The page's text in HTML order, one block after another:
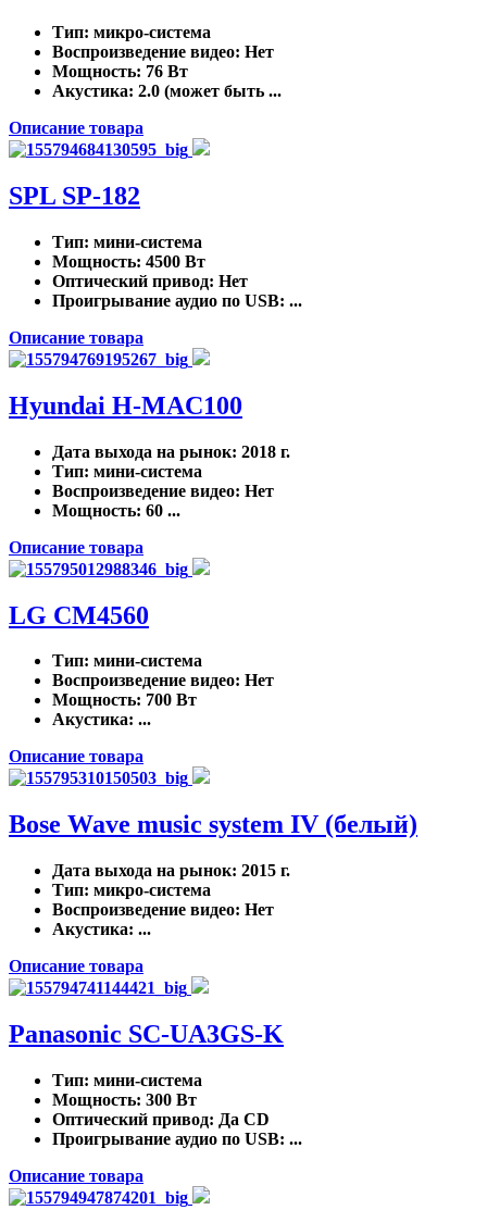
Тип: микро-система
Воспроизведение видео: Нет
Мощность: 76 Вт
Акустика: 2.0 (может быть ...
Описание товара
SPL SP-182
Тип: мини-система
Мощность: 4500 Вт
Оптический привод: Нет
Проигрывание аудио по USB: ...
Описание товара
Hyundai H-MAC100
Дата выхода на рынок: 2018 г.
Тип: мини-система
Воспроизведение видео: Нет
Мощность: 60 ...
Описание товара
LG CM4560
Тип: мини-система
Воспроизведение видео: Нет
Мощность: 700 Вт
Акустика: ...
Описание товара
Bose Wave music system IV (белый)
Дата выхода на рынок: 2015 г.
Тип: микро-система
Воспроизведение видео: Нет
Акустика: ...
Описание товара
Panasonic SC-UA3GS-K
Тип: мини-система
Мощность: 300 Вт
Оптический привод: Да CD
Проигрывание аудио по USB: ...
Описание товара